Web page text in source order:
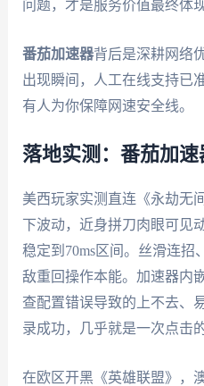
问题，才是服务价值最终体现
番茄加速器背后是深耕网络
出现瞬间，人工在线支持已
有人为你保障网速安全线。
落地实测：番茄加速
美西玩家实测直连《永劫无
下波动，近身拼刀肉眼可见
稳定到70ms区间。丝滑连招
敌重回操作本能。加速器内
查配置错误导致的上不去、
录成功，几乎就是一次点击
在欧区开黑《英雄联盟》，